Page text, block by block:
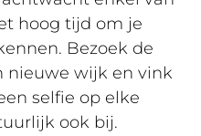
hoog tijd om je
Bezoek de
nieuwe wijk en vink
selfie op elke
ook bij.